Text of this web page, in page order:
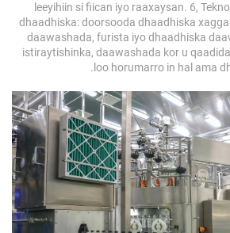
leeyihiin si fiican iyo raaxaysan. 6,
dhaadhiska: doorsooda dhaadhiska
daawashada, furista iyo dhaadhiska
istiraytishinka, daawashada kor u
loo horumarro in hal ama